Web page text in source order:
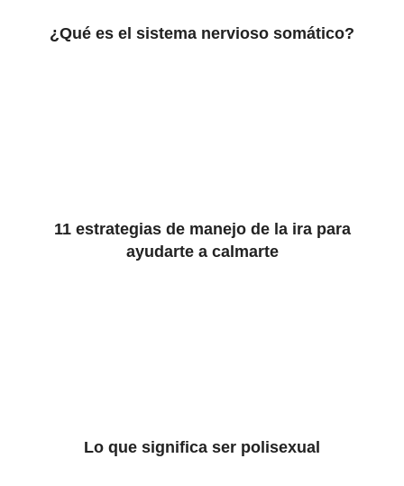
¿Qué es el sistema nervioso somático?
11 estrategias de manejo de la ira para
ayudarte a calmarte
Lo que significa ser polisexual